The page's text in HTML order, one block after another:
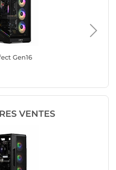
Gen16
VENTES